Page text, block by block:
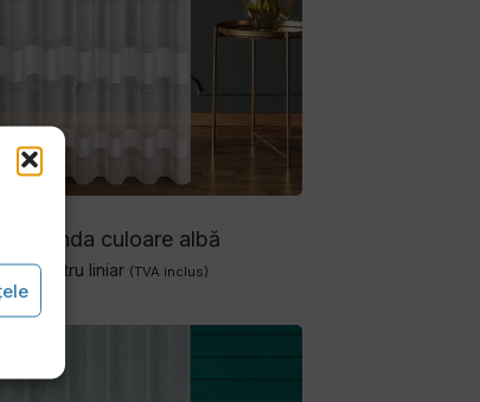
Anda culoare albă
leimetru liniar (TVA inclus)